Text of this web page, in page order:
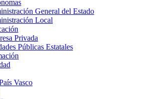
General del Estado
Local
Privada
Públicas Estatales
Vasco